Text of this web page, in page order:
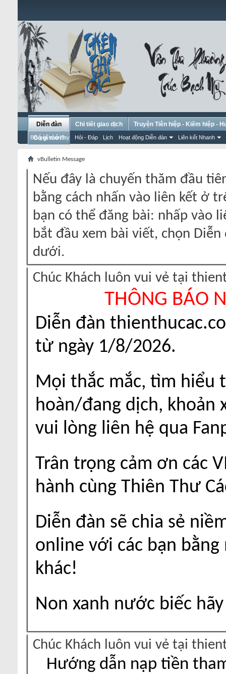
Diễn đàn
Bài gửi hôm nay Hỏi - Đáp Lịch Hoạt động Diễn đàn Liên kết Nhanh
Chi tiết giao dịch
Truyện Tiên hiệp - Kiếm hiệp -
Có gì mới?
vBulletin Message
Nếu đây là chuyến thăm đầu
bằng cách nhấn vào liên kết ở
bạn có thể đăng bài: nhấp vào
bắt đầu xem bài viết, chọn
dưới.
Chúc Khách luôn vui vẻ tại
THÔNG BÁO
Diễn đàn
từ ngày 1/8/2026.
Mọi thắc mắc, tìm hiểu
hoàn/đang dịch, khoản
vui lòng liên hệ qua
Trân trọng cảm ơn các
hành cùng Thiên Thư
Diễn đàn sẽ chia sẻ
online với các bạn
khác!
Non xanh nước biếc
Chúc Khách luôn vui vẻ tại
Hướng dẫn nạp tiền